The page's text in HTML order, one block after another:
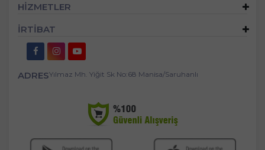
HİZMETLER
İRTİBAT
ADRESYılmaz Mh. Yiğit Sk No:68 Manisa/Saruhanlı